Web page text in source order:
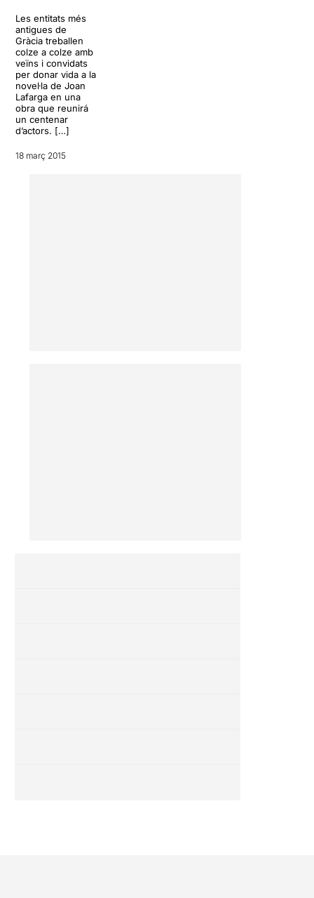
Les entitats més
antigues de
Gràcia treballen
colze a colze amb
veïns i convidats
per donar vida a la
novel·la de Joan
Lafarga en una
obra que reunirá
un centenar
d’actors. […]
18 març 2015